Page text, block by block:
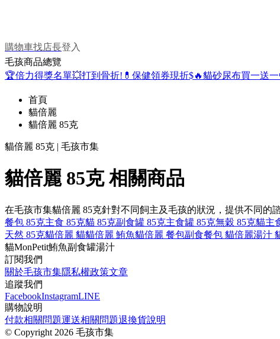
購物車找店長登入
毛孩商品總覽
🏆倍力得獎名單💥打到骨折! 💊保健領券現折$🔥貓砂尿布買一送一
首頁
貓倍麗
貓倍麗 85克
貓倍麗 85克 | 毛孩市集
貓倍麗 85克 相關商品
在毛孩市集貓倍麗 85克針對不同飼主及毛孩的狀況，提供不同的
餐包 85克主食 85克貓 85克副食罐 85克主食罐 85克無穀 85克貓主
天然 85克貓倍麗 貓貓倍麗 鮪魚貓倍麗 餐包副食餐包 貓倍麗湯汁
貓MonPetit鮪魚副食罐湯汁
訂閱我們
關於毛孩市集隱私權政策文章
追蹤我們
FacebookInstagramLINE
購物說明
付款相關問題運送相關問題退換貨說明
© Copyright 2026 毛孩市集